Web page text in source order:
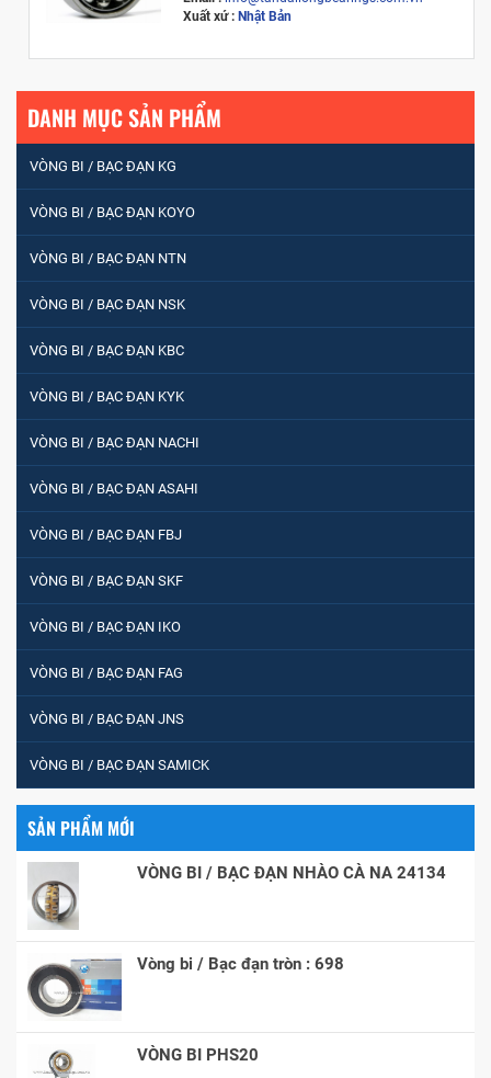
Xuất xứ : Nhật Bản
DANH MỤC SẢN PHẨM
VÒNG BI / BẠC ĐẠN KG
VÒNG BI / BẠC ĐẠN KOYO
VÒNG BI / BẠC ĐẠN NTN
VÒNG BI / BẠC ĐẠN NSK
VÒNG BI / BẠC ĐẠN KBC
VÒNG BI / BẠC ĐẠN KYK
VÒNG BI / BẠC ĐẠN NACHI
VÒNG BI / BẠC ĐẠN ASAHI
VÒNG BI / BẠC ĐẠN FBJ
VÒNG BI / BẠC ĐẠN SKF
VÒNG BI / BẠC ĐẠN IKO
VÒNG BI / BẠC ĐẠN FAG
VÒNG BI / BẠC ĐẠN JNS
VÒNG BI / BẠC ĐẠN SAMICK
SẢN PHẨM MỚI
VÒNG BI / BẠC ĐẠN NHÀO CÀ NA 24134
Vòng bi / Bạc đạn tròn : 698
VÒNG BI PHS20